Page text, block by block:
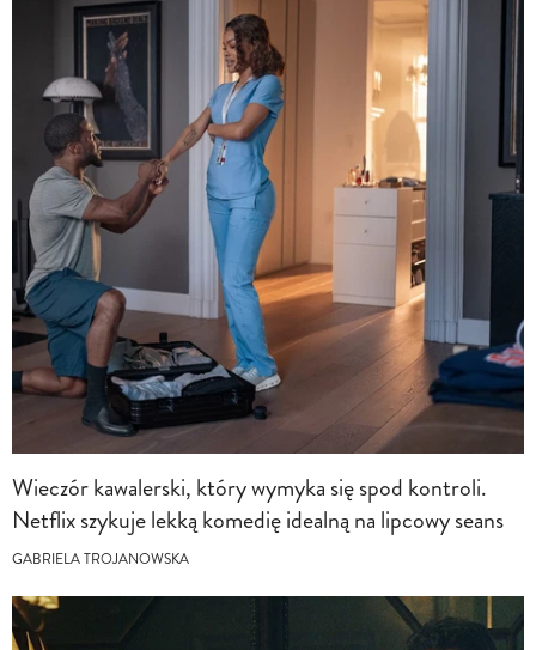
Wieczór kawalerski, który wymyka się spod kontroli.
Netflix szykuje lekką komedię idealną na lipcowy seans
GABRIELA TROJANOWSKA